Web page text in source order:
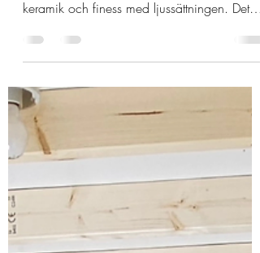
Badrumsrenovering med fingertoppskänsla i
keramik och finess med ljussättningen. Det
är...